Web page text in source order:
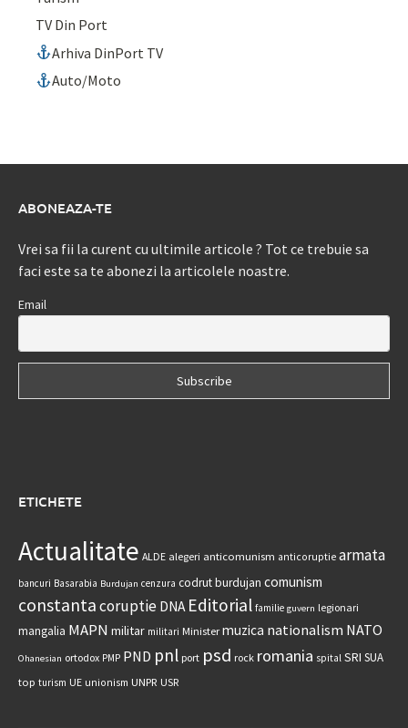
TV Din Port
Arhiva DinPort TV
Auto/Moto
ABONEAZA-TE
Vrei sa fii la curent cu ultimile articole ? Tot ce trebuie sa
faci este sa te abonezi la articolele noastre.
Email
ETICHETE
Actualitate ALDE alegeri anticomunism anticoruptie armata
bancuri Basarabia Burdujan cenzura codrut burdujan comunism
constantacoruptie DNA Editorial familie guvern legionari
mangalia MAPN militar militari Minister muzica nationalism NATO
Ohanesian ortodox PMP PND pnl port psd rock romania spital SRI SUA
top turism UE unionism UNPR USR